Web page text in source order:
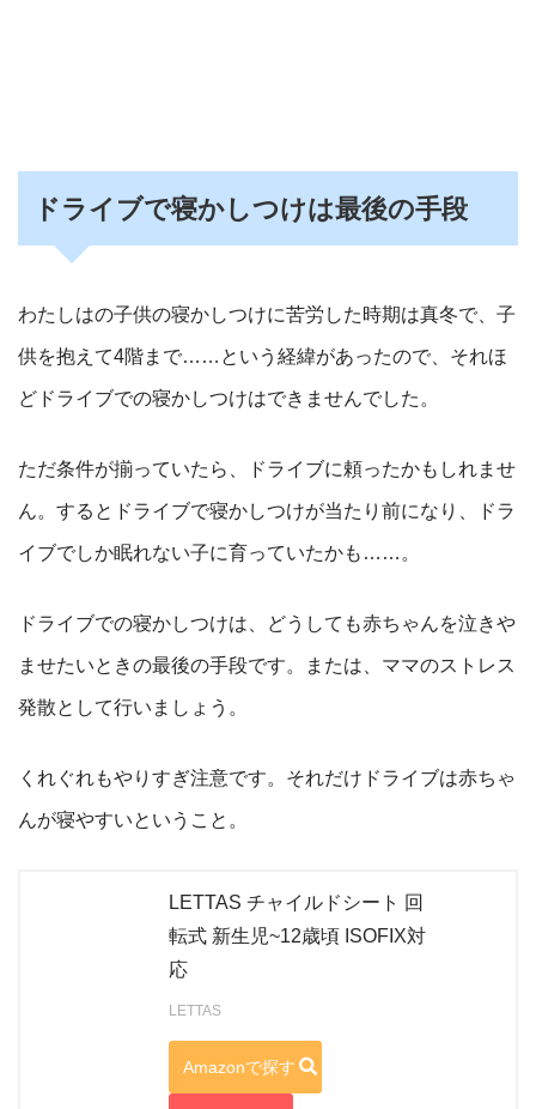
ドライブで寝かしつけは最後の手段
わたしはの子供の寝かしつけに苦労した時期は真冬で、子
供を抱えて4階まで……という経緯があったので、それほ
どドライブでの寝かしつけはできませんでした。
ただ条件が揃っていたら、ドライブに頼ったかもしれませ
ん。するとドライブで寝かしつけが当たり前になり、ドラ
イブでしか眠れない子に育っていたかも……。
ドライブでの寝かしつけは、どうしても赤ちゃんを泣きや
ませたいときの最後の手段です。または、ママのストレス
発散として行いましょう。
くれぐれもやりすぎ注意です。それだけドライブは赤ちゃ
んが寝やすいということ。
LETTAS チャイルドシート 回
転式 新生児~12歳頃 ISOFIX対
応
LETTAS
Amazonで探す